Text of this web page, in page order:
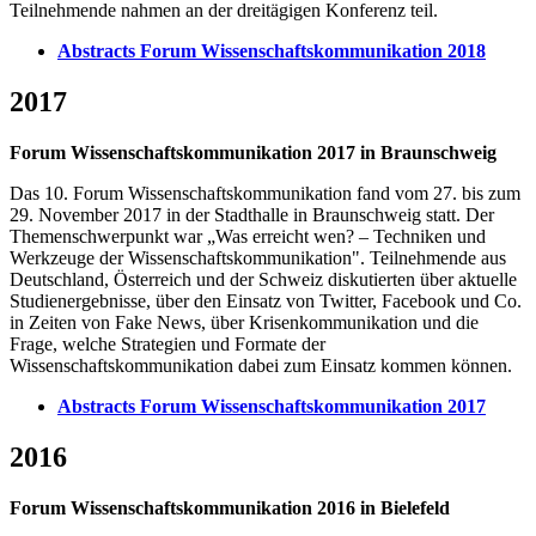
Teilnehmende nahmen an der dreitägigen Konferenz teil.
Abstracts Forum Wissenschaftskommunikation 2018
2017
Forum Wissenschaftskommunikation 2017 in Braunschweig
Das 10. Forum Wissenschaftskommunikation fand vom 27. bis zum
29. November 2017 in der Stadthalle in Braunschweig statt. Der
Themenschwerpunkt war „Was erreicht wen? – Techniken und
Werkzeuge der Wissenschaftskommunikation". Teilnehmende aus
Deutschland, Österreich und der Schweiz diskutierten über aktuelle
Studienergebnisse, über den Einsatz von Twitter, Facebook und Co.
in Zeiten von Fake News, über Krisenkommunikation und die
Frage, welche Strategien und Formate der
Wissenschaftskommunikation dabei zum Einsatz kommen können.
Abstracts Forum Wissenschaftskommunikation 2017
2016
Forum Wissenschaftskommunikation 2016 in Bielefeld